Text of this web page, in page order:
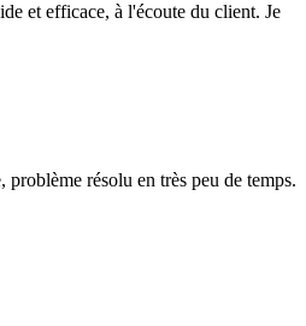
et efficace, à l'écoute du client. Je
résolu en très peu de temps.